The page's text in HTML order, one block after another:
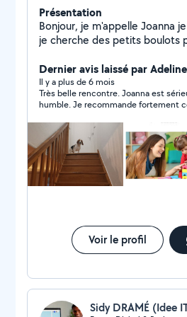
Présentation
Bonjour, je m'appelle Joanna
je cherche des petits boulots
d'enfants comme le babysitting
devoirs de la maternelle
aussi de pet sitting donc
des animaux de compagnie.
veuillez à me contacter.
Dernier avis laissé par
Il y a plus de 6 mois
Très belle rencontre. Joanna est sérieuse,
humble. Je recommande fortement
Voir le profil
Sidy DRAMÉ (Idee